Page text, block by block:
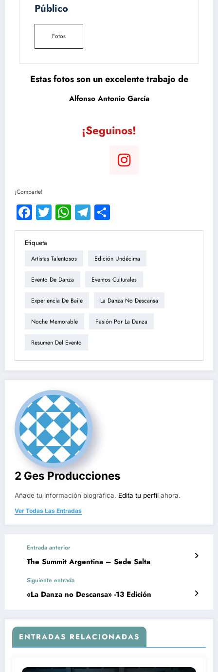
Público
Fotos
Estas fotos son un excelente trabajo de
Alfonso Antonio García
¡Seguinos!
¡Comparte!
Facebook
TwitterWhatsApp
Telegram
Etiqueta
Artistas Talentosos Edición Undécima
Evento De Danza Eventos Culturales
Experiencia De Baile La Danza No Descansa
Noche Memorable Pasión Por La Danza
Resumen Del Evento
2 Ges Producciones
Añade tu información biográfica. Edita tu perfil ahora.
Ver Todas Las Entradas
Entrada anterior
The Summit Argentina – Sede Salta
Siguiente entrada
«La Danza no Descansa» -13 Edición
ENTRADAS RELACIONADAS